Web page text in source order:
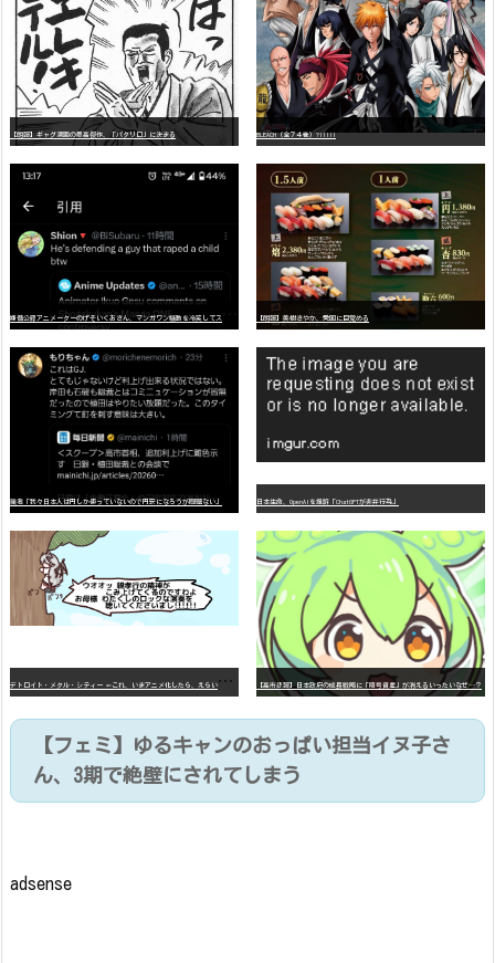
【朗報】ギャグ漫画の最高傑作、「パタリロ」に決まる BLEACH（全７４巻）?!!!!!
【朗報】美樹さやか、愛国に目覚める
識者「我々日本人は円しか使っていないので円安になろうが問題ない」 日本生命、OpenAIを提訴「ChatGPTが非弁行為」
デ
トロイト・メタル・シティー ⇐これ、いまアニメ化したら、えらいことになってたよな？ 【高市悲報】日本政府の成長戦略に「暗号資産」が消えるいったいなぜ…？
【フェミ】ゆるキャンのおっぱい担当イヌ子さ
ん、3期で絶壁にされてしまう
adsense